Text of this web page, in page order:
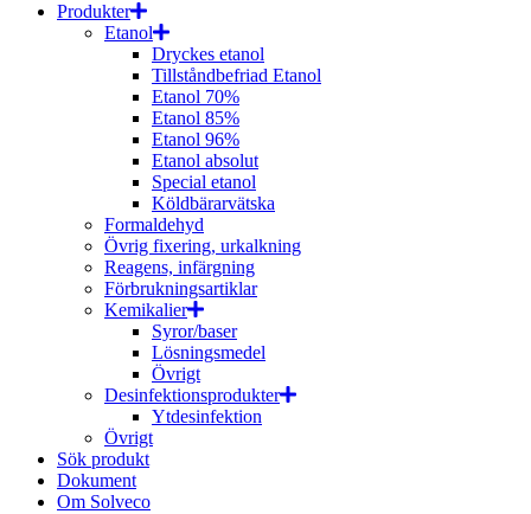
Produkter
Etanol
Dryckes etanol
Tillståndbefriad Etanol
Etanol 70%
Etanol 85%
Etanol 96%
Etanol absolut
Special etanol
Köldbärarvätska
Formaldehyd
Övrig fixering, urkalkning
Reagens, infärgning
Förbrukningsartiklar
Kemikalier
Syror/baser
Lösningsmedel
Övrigt
Desinfektionsprodukter
Ytdesinfektion
Övrigt
Sök produkt
Dokument
Om Solveco